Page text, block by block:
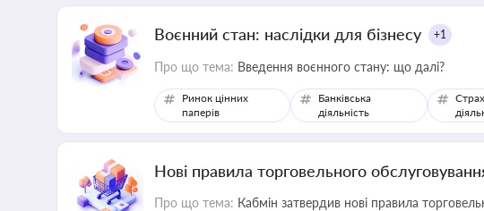
Воєнний стан: наслідки для бізнесу +1
Про що тема: Введення воєнного стану: що далі?
Ринок цінних
паперів
Банківська
діяльність
Нові правила торговельного
Про що тема: Кабмін затвердив нові правила